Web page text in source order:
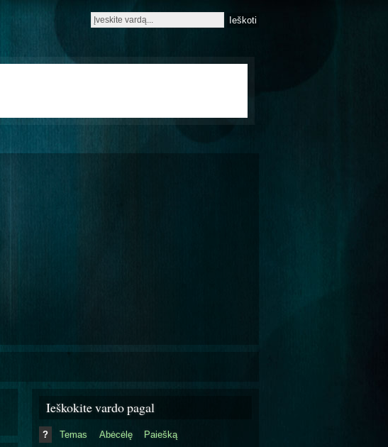
Ieškokite vardo pagal
? Temas Abėcėlę
Paiešką